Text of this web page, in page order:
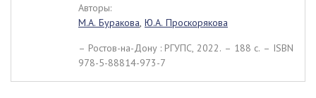
Авторы:
М.А. Буракова, Ю.А. Проскорякова
– Ростов-на-Дону : РГУПС, 2022. – 188 c. – ISBN
978-5-88814-973-7